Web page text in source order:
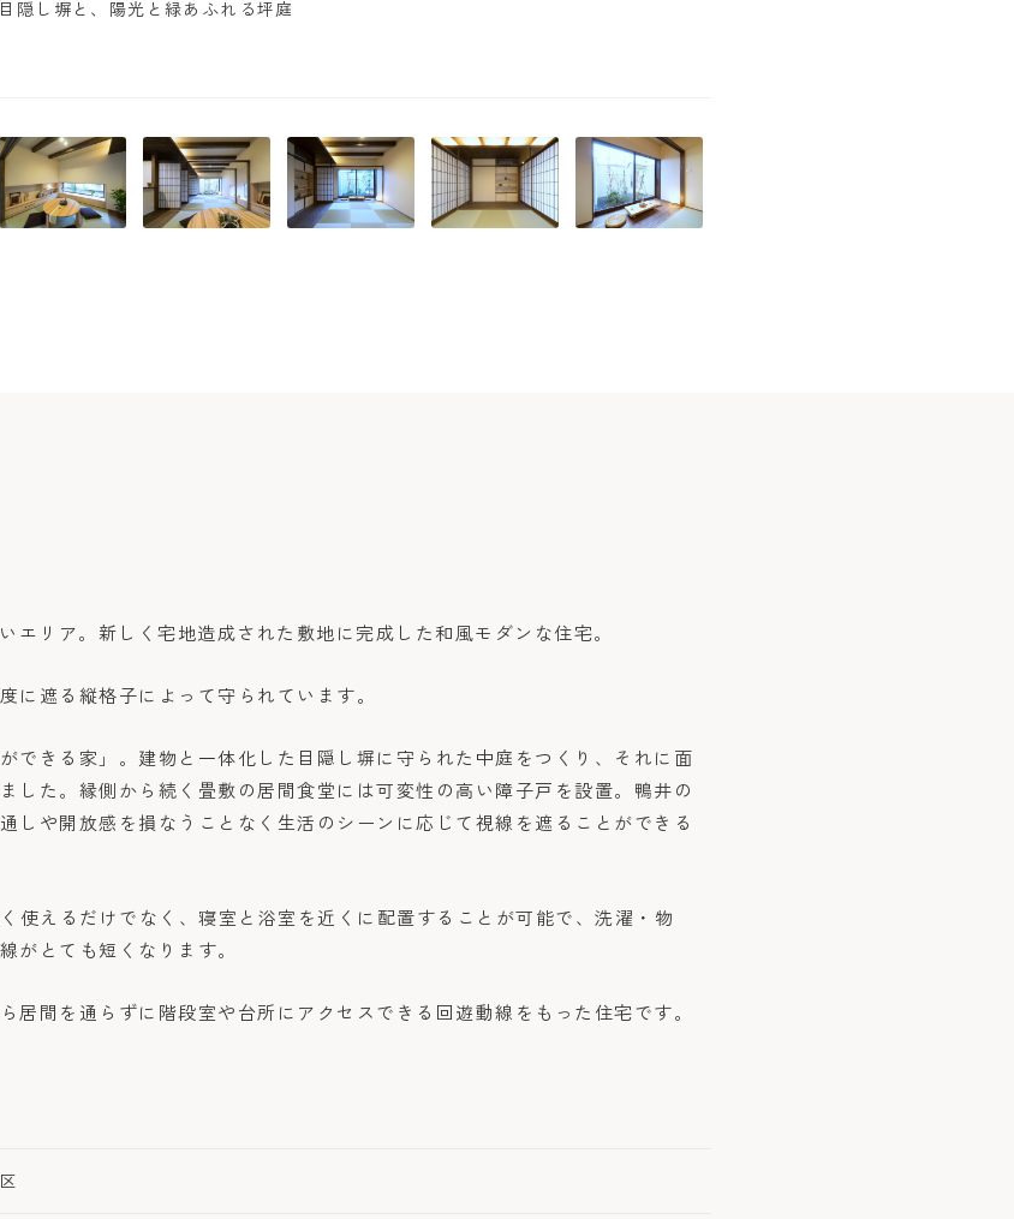
隠し塀と、陽光と緑あふれる坪庭
エリア。新しく宅地造成された敷地に完成した和風モダンな住宅。
に遮る縦格子によって守られています。
できる家」。建物と一体化した目隠し塀に守られた中庭をつくり、それに面
した。縁側から続く畳敷の居間食堂には可変性の高い障子戸を設置。鴨井の
しや開放感を損なうことなく生活のシーンに応じて視線を遮ることができる
使えるだけでなく、寝室と浴室を近くに配置することが可能で、洗濯・物
がとても短くなります。
居間を通らずに階段室や台所にアクセスできる回遊動線をもった住宅です。